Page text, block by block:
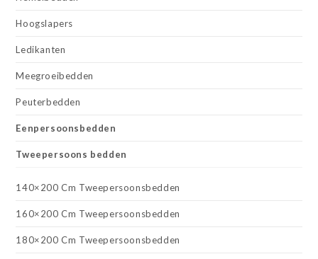
Hoogslapers
Ledikanten
Meegroeibedden
Peuterbedden
Eenpersoonsbedden
Tweepersoons bedden
140×200 Cm Tweepersoonsbedden
160×200 Cm Tweepersoonsbedden
180×200 Cm Tweepersoonsbedden